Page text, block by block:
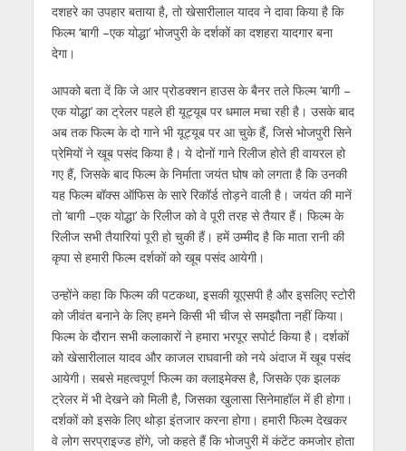
दशहरे का उपहार बताया है, तो खेसारीलाल यादव ने दावा किया है कि
फिल्‍म ‘बागी –एक योद्धा’ भोजपुरी के दर्शकों का दशहरा यादगार बना
देगा।
आपको बता दें कि जे आर प्रोडक्शन हाउस के बैनर तले फिल्‍म ‘बागी –
एक योद्धा’ का ट्रेलर पहले ही यूट्यूब पर धमाल मचा रही है। उसके बाद
अब तक फिल्‍म के दो गाने भी यूट्यूब पर आ चुके हैं, जिसे भोजपुरी सिने
प्रेमियों ने खूब पसंद किया है। ये दोनों गाने रिलीज होते ही वायरल हो
गए हैं, जिसके बाद फिल्‍म के निर्माता जयंत घोष को लगता है कि उनकी
यह फिल्‍म बॉक्‍स ऑफिस के सारे रिकॉर्ड तोड़ने वाली है। जयंत की मानें
तो ‘बागी –एक योद्धा’ के रिलीज को वे पूरी तरह से तैयार हैं। फिल्‍म के
रिलीज सभी तैयारियां पूरी हो चुकी हैं। हमें उम्‍मीद है कि माता रानी की
कृपा से हमारी फिल्‍म दर्शकों को खूब पसंद आयेगी।
उन्‍होंने कहा कि फिल्‍म की पटकथा, इसकी यूएसपी है और इसलिए स्‍टोरी
को जीवंत बनाने के लिए हमने किसी भी चीज से समझौता नहीं किया।
फिल्‍म के दौरान सभी कलाकारों ने हमारा भरपूर सपोर्ट किया है। दर्शकों
को खेसारीलाल यादव और काजल राघवानी को नये अंदाज में खूब पसंद
आयेगी। सबसे महत्‍वपूर्ण फिल्‍म का क्‍लाइमेक्‍स है, जिसके एक झलक
ट्रेलर में भी देखने को मिली है, जिसका खुलासा सिनेमाहॉल में ही होगा।
दर्शकों को इसके लिए थोड़ा इंतजार करना होगा। हमारी फिल्‍म देखकर
वे लोग सरप्राइज्‍ड होंगे, जो कहते हैं कि भोजपुरी में कंटेंट कमजोर होता